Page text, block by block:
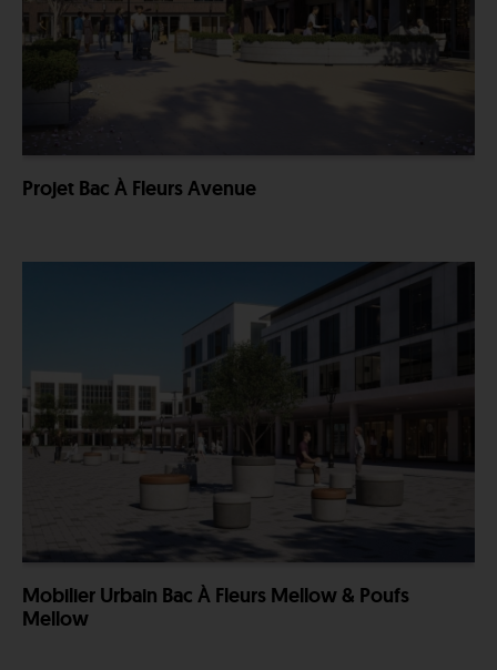
Projet Bac À Fleurs Avenue
Mobilier Urbain Bac À Fleurs Mellow & Poufs
Mellow